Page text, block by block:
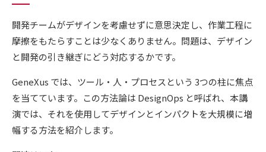
開発チームがデザインを考慮せずに意思決定し、作業工程に
摩擦をもたらすことは少なくありません。問題は、デザイン
と開発の引き継ぎにどう対応するかです。
GeneXus では、ツール・人・プロセスという 3つの柱に焦点
を当てています。この方法論は DesignOps と呼ばれ、本講
演では、それを使用してデザインとインパクトを大規模に増
幅する方法を紹介します。